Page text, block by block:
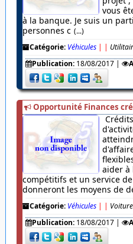
vous
à la banque. Je suis un
personnes c (...)
Catégorie: Véhicules | |
Publication: 18/08/2017|
Opportunité Finances
aider à
compétitifs et un service
donneront les moyens de
Catégorie: Véhicules | |
Publication: 18/08/2017|